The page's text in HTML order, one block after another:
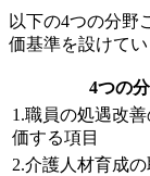
以下の4つの分野
価基準を設けてい
4つの
1.職員の処遇改
価する項目
2.介護人材育成